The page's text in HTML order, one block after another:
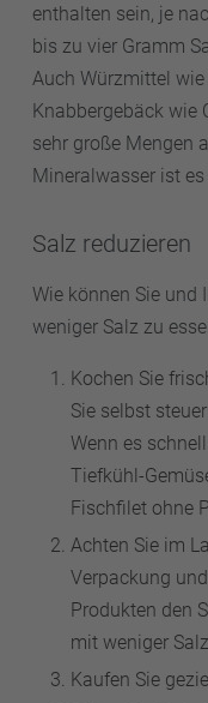
enthalten sein, je
bis zu vier Gramm
Auch Würzmittel
Knabbergebäck wie
sehr große Mengen
Mineralwasser ist
Salz reduzieren
Wie können Sie und
weniger Salz zu
Kochen Sie
Sie selbst
Wenn es
Tiefkühl-
Fischfilet ohne
Achten Sie im
Verpackung
Produkten den
mit weniger
Kaufen Sie